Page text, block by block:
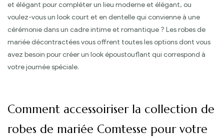
et élégant pour compléter un lieu moderne et élégant, ou
voulez-vous un look court et en dentelle qui convienne à une
cérémonie dans un cadre intime et romantique ? Les robes de
mariée décontractées vous offrent toutes les options dont vous
avez besoin pour créer un look époustouflant qui correspond à
votre journée spéciale.
Comment accessoiriser la collection de
robes de mariée Comtesse pour votre